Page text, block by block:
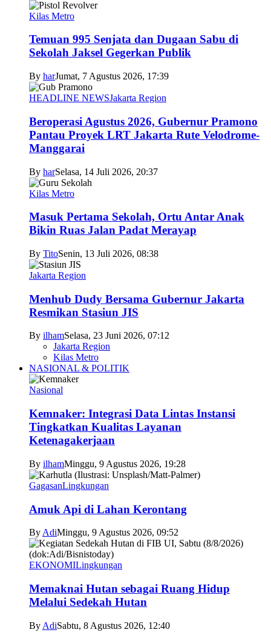
Kilas Metro
Temuan 995 Senjata dan Dugaan Sabu di
Sekolah Jaksel Gegerkan Publik
By harJumat, 7 Agustus 2026, 17:39
HEADLINE NEWSJakarta Region
Beroperasi Agustus 2026, Gubernur Pramono
Pantau Proyek LRT Jakarta Rute Velodrome-
Manggarai
By harSelasa, 14 Juli 2026, 20:37
Kilas Metro
Masuk Pertama Sekolah, Ortu Antar Anak
Bikin Ruas Jalan Padat Merayap
By TitoSenin, 13 Juli 2026, 08:38
Jakarta Region
Menhub Dudy Bersama Gubernur Jakarta
Resmikan Stasiun JIS
By ilhamSelasa, 23 Juni 2026, 07:12
Jakarta Region
Kilas Metro
NASIONAL & POLITIK
Nasional
Kemnaker: Integrasi Data Lintas Instansi
Tingkatkan Kualitas Layanan
Ketenagakerjaan
By ilhamMinggu, 9 Agustus 2026, 19:28
GagasanLingkungan
Amuk Api di Lahan Kerontang
By AdiMinggu, 9 Agustus 2026, 09:52
EKONOMILingkungan
Memaknai Hutan sebagai Ruang Hidup
Melalui Sedekah Hutan
By AdiSabtu, 8 Agustus 2026, 12:40